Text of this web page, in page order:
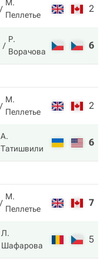
М.
Пеллетье
2
Р.
Ворачова
6
М.
Пеллетье
2
А.
Татишвили
6
М.
Пеллетье
7
Л.
Шафарова
5